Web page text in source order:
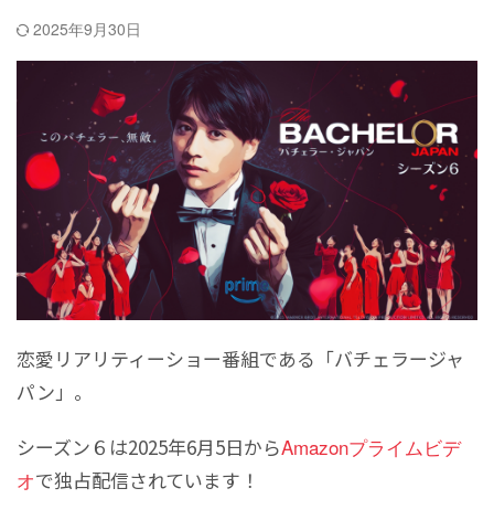
2025年9月30日
恋愛リアリティーショー番組である「バチェラージャ
パン」。
シーズン６は2025年6月5日からAmazonプライムビデ
オで独占配信されています！